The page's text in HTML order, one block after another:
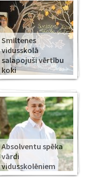
Smiltenes
vidusskolā
salapojuši vērtību
koki
Absolventu spēka
vārdi
vidusskolēniem